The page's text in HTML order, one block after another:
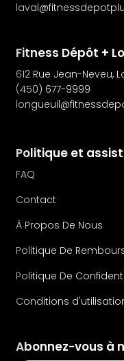
Fitness Dépôt +
612 Rue Jean-Neveu,
(450) 677-9999
Politique et
FAQ
Contact
À Propos De Nous
Politique De
Politique De
Conditions
Abonnez-vous à